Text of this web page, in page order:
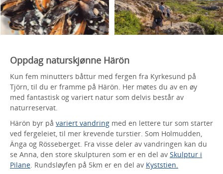
Oppdag naturskjønne Härön
Kun fem minutters båttur med fergen fra Kyrkesund på
Tjörn, til du er framme på Härön. Her møtes du av en øy
med fantastisk og variert natur som delvis består av
naturreservat.
Härön byr på variert vandring med en lettere tur som starter
ved fergeleiet, til mer krevende turstier. Som Holmudden,
Änga og Rösseberget. Fra visse deler av vandringen kan du
se Anna, den store skulpturen som er en del av Skulptur i
Pilane. Rundsløyfen på 5km er en del av Kyststien.